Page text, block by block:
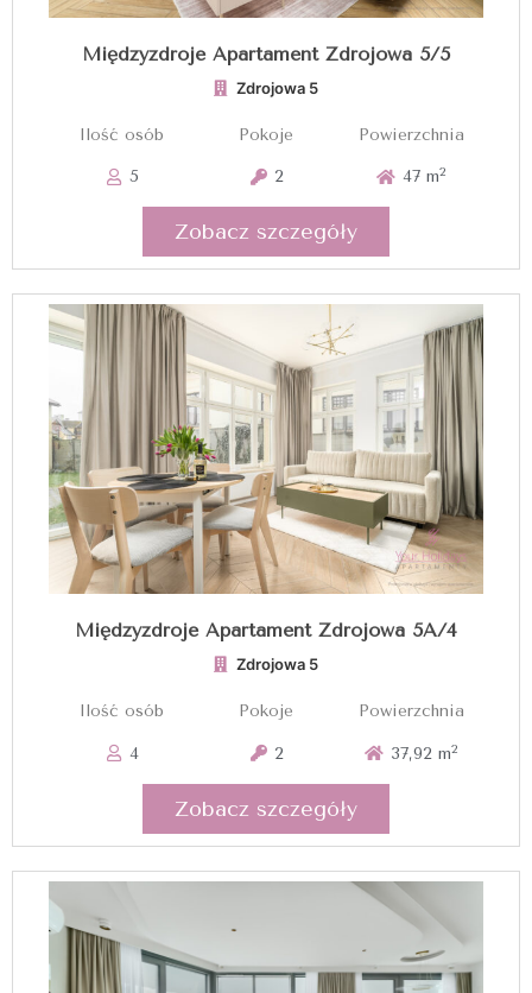
Międzyzdroje Apartament Zdrojowa 5/5
Zdrojowa 5
Ilość osób
5
Pokoje
2
Powierzchnia
47 m2
Zobacz szczegóły
Międzyzdroje Apartament Zdrojowa 5A/4
Zdrojowa 5
Ilość osób
4
Pokoje
2
Powierzchnia
37,92 m2
Zobacz szczegóły